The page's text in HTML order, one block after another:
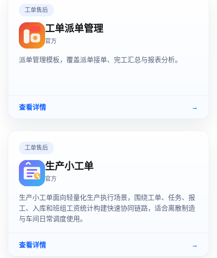
工单售后
工单派单管理
官方
派单管理模板，覆盖派单接单、完工汇总与报表分析。
查看详情 →
工单售后
生产小工单
官方
生产小工单面向轻量化生产执行场景，围绕工单、任务、报
工、入库和班组工资统计构建快速协同链路，适合离散制造
与车间日常调度使用。
查看详情 →